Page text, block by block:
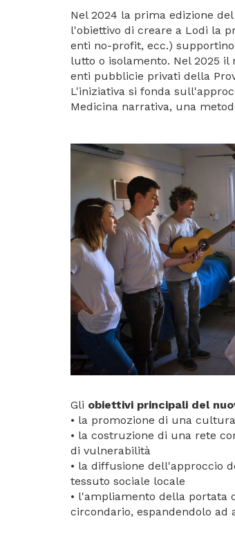
Nel 2024 la prima edizione
l'obiettivo di creare a Lodi la
enti no-profit, ecc.)
lutto o isolamento. Nel 2025
enti pubblicie privati della
L'iniziativa si fonda
Medicina narrativa, una
Gli obiettivi principali del
• la promozione di una
• la costruzione di una rete
di vulnerabilità
• la diffusione dell'approccio
tessuto sociale locale
• l'ampliamento della portata
circondario, espandendolo